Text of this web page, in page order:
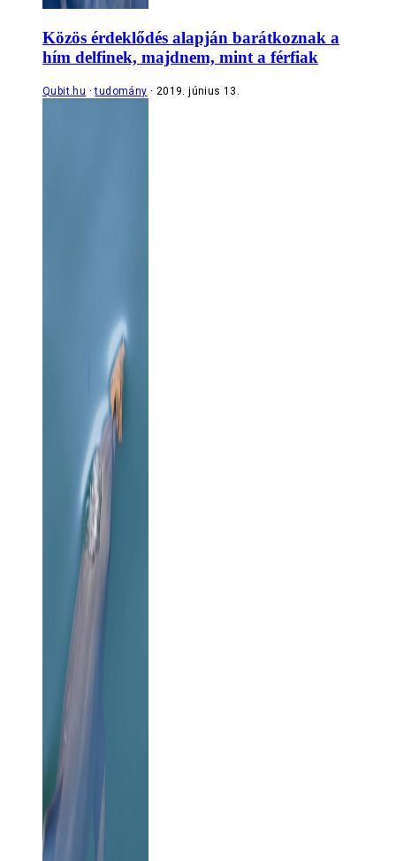
Közös érdeklődés alapján barátkoznak a
hím delfinek, majdnem, mint a férfiak
Qubit.hu tudomány 2019. június 13.